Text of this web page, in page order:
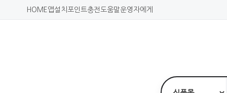
HOME 앱설치 포인트충전도움말운영자에게